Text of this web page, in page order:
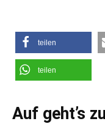
teilen
teilen
Auf geht’s